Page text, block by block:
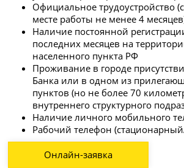
Официальное трудоустройство
месте работы не менее 4
Наличие постоянной
последних месяцев на
населенного пункта РФ
Проживание в городе
Банка или в одном из
пунктов (но не более 70
внутреннего структурного
Наличие личного мобильного
Рабочий телефон
Онлайн-заявка